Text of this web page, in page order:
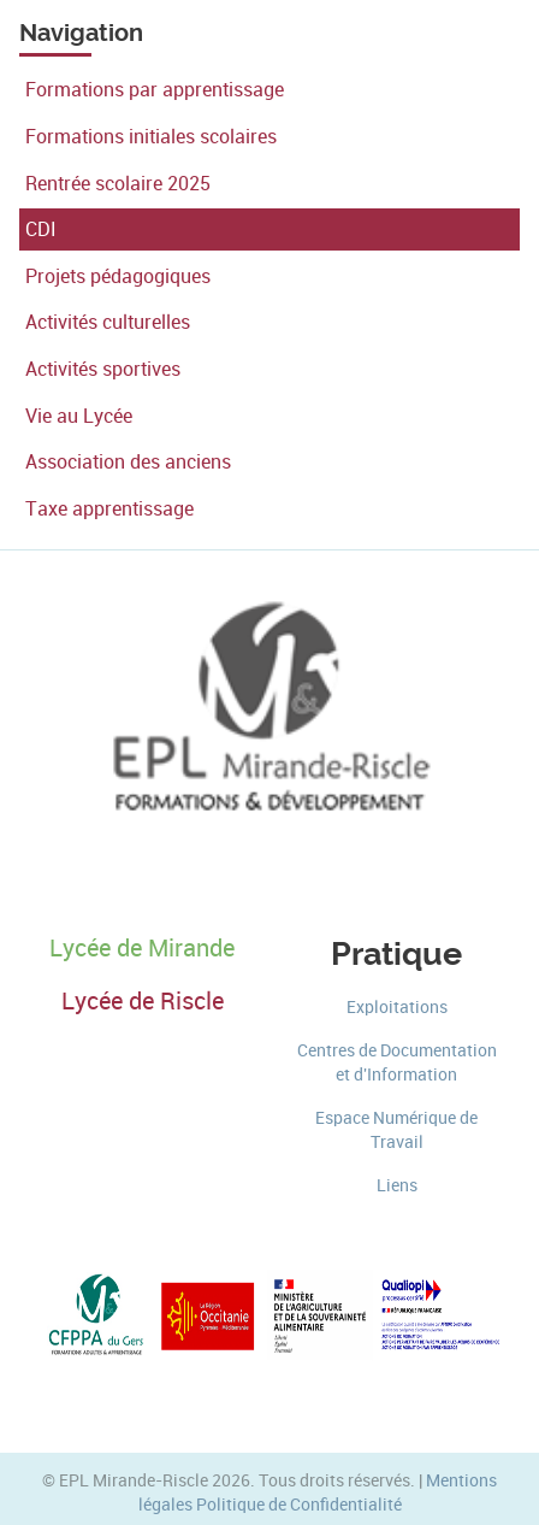
Navigation
Formations par apprentissage
Formations initiales scolaires
Rentrée scolaire 2025
CDI
Projets pédagogiques
Activités culturelles
Activités sportives
Vie au Lycée
Association des anciens
Taxe apprentissage
Lycée de Mirande
Lycée de Riscle
Pratique
Exploitations
Centres de Documentation
et d'Information
Espace Numérique de
Travail
Liens
© EPL Mirande-Riscle 2026. Tous droits réservés. | Mentions
légales Politique de Confidentialité